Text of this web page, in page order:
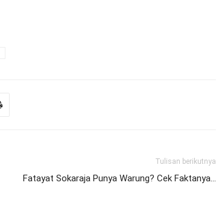
Tulisan berikutnya
Fatayat Sokaraja Punya Warung? Cek Faktanya…